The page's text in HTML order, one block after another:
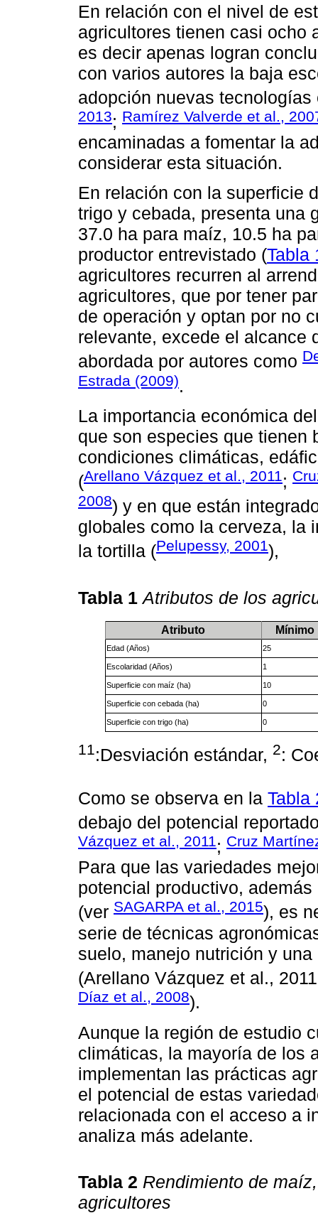
En relación con el nivel de
agricultores tienen casi ocho
es decir apenas logran
con varios autores la baja
adopción nuevas
2013; Ramírez Valverde et al.,
encaminadas a fomentar la
considerar esta situación.
En relación con la superficie
trigo y cebada, presenta una
37.0 ha para maíz, 10.5 ha
productor entrevistado (Tabla
agricultores recurren al
agricultores, que por tener
de operación y optan por no
relevante, excede el alcance
abordada por autores como
Estrada (2009).
La importancia económica
que son especies que tienen
condiciones climáticas,
(Arellano Vázquez et al., 2011;
2008) y en que están
globales como la cerveza, la
la tortilla (Pelupessy, 2001),
Tabla 1Atributos de los
Atributo Mínimo
Edad (Años) 25
Escolaridad (Años) 1
Superficie con maíz (ha) 10
Superficie con cebada (ha) 0
Superficie con trigo (ha) 0
11:Desviación estándar, 2:
Como se observa en la Tabla
debajo del potencial
Vázquez et al., 2011; Cruz
Para que las variedades
potencial productivo,
(ver SAGARPA et al., 2015), es
serie de técnicas
suelo, manejo nutrición y
(Arellano Vázquez et al.,
Díaz et al., 2008).
Aunque la región de estudio
climáticas, la mayoría de los
implementan las prácticas
el potencial de estas
relacionada con el acceso a
analiza más adelante.
Tabla 2 Rendimiento de
agricultores